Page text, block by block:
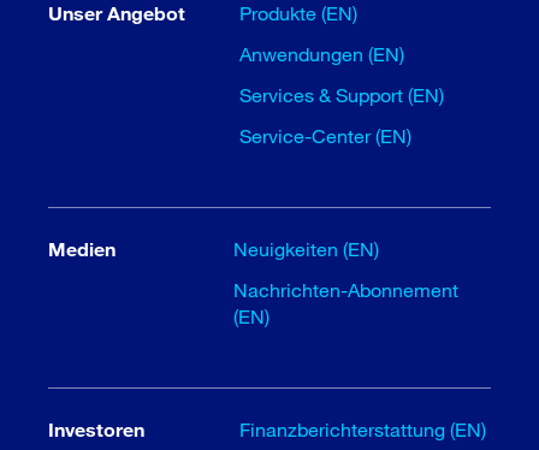
Unser Angebot
Produkte (EN)
Anwendungen (EN)
Services & Support (EN)
Service-Center (EN)
Medien
Neuigkeiten (EN)
Nachrichten-Abonnement
(EN)
Investoren
Finanzberichterstattung (EN)